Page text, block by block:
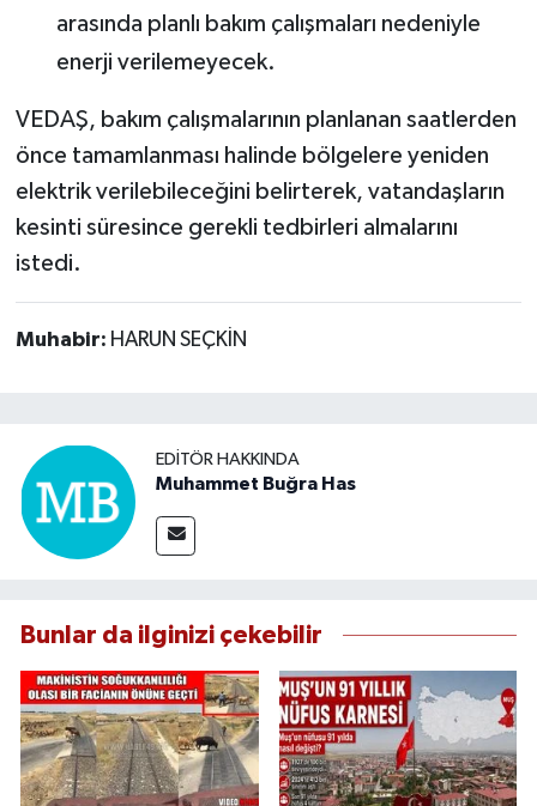
arasında planlı bakım çalışmaları nedeniyle
enerji verilemeyecek.
VEDAŞ, bakım çalışmalarının planlanan saatlerden
önce tamamlanması halinde bölgelere yeniden
elektrik verilebileceğini belirterek, vatandaşların
kesinti süresince gerekli tedbirleri almalarını
istedi.
Muhabir: HARUN SEÇKİN
EDITÖR HAKKINDA
Muhammet Buğra Has
Bunlar da ilginizi çekebilir